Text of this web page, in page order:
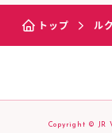
トップ ル
Copyright © JR